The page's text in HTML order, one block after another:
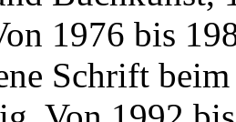
1976 bis
Schrift